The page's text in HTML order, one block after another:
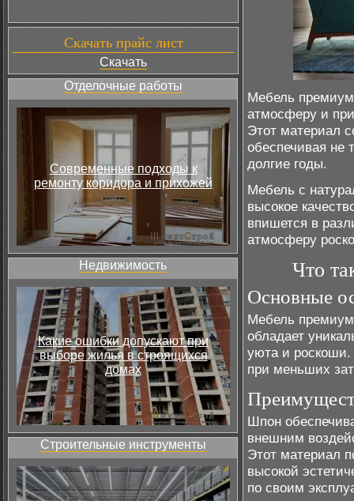
Скачать прайс лист
Скачать
Отделочные работы
Современные подходы к
ремонту коридора и прихожей
Недвижимость
Какие ошибки допускают при
выборе жилья в строящихся
домах
Строительные инструменты
Мебель
атмосферу и
Этот материал
обеспечивая не
долгие годы.
Мебель с
высокое
впишется в
атмосферу
Что
Основные
Мебель
обладает
уюта и роскоши.
при меньших
Шпон
внешним
Этот материал
высокой
по своим